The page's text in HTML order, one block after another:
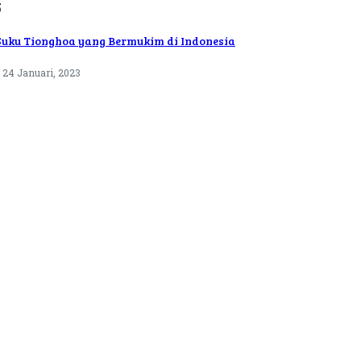
Tionghoa yang Bermukim di Indonesia
24 Januari, 2023